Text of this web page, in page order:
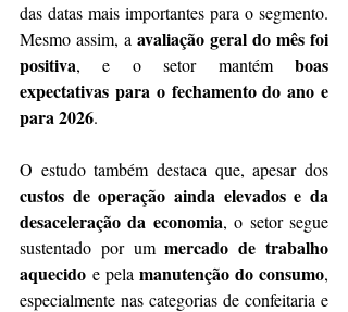
das datas mais importantes para o segmento.
Mesmo assim, a avaliação geral do mês foi
positiva, e o setor mantém boas
expectativas para o fechamento do ano e
para 2026.
custos de operação ainda elevados e da
desaceleração da economia, o setor segue
sustentado por um mercado de trabalho
aquecido e pela manutenção do consumo,
especialmente nas categorias de confeitaria e